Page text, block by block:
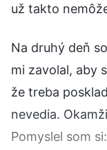
už takto
Na druhý deň
mi zavolal, aby
že treba
nevedia.
Pomyslel som